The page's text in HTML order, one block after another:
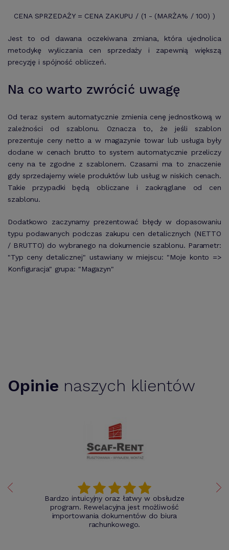
CENA SPRZEDAŻY = CENA ZAKUPU / (1 - (MARŻA% / 100) )
Jest to od dawana oczekiwana zmiana, która ujednolica
metodykę wyliczania cen sprzedaży i zapewnią większą
precyzję i spójność obliczeń.
Na co warto zwrócić uwagę
Od teraz system automatycznie zmienia cenę jednostkową w
zależności od szablonu. Oznacza to, że jeśli szablon
prezentuje ceny netto a w magazynie towar lub usługa były
dodane w cenach brutto to system automatycznie przeliczy
ceny na te zgodne z szablonem. Czasami ma to znaczenie
gdy sprzedajemy wiele produktów lub usług w niskich cenach.
Takie przypadki będą obliczane i zaokrąglane od cen
szablonu.
Dodatkowo zaczynamy prezentować błędy w dopasowaniu
typu podawanych podczas zakupu cen detalicznych (NETTO
/ BRUTTO) do wybranego na dokumencie szablonu. Parametr:
"Typ ceny detalicznej" ustawiany w miejscu: "Moje konto =>
Konfiguracja" grupa: "Magazyn"
Opinie naszych klientów
Bardzo intuicyjny oraz łatwy w obsłudze
program. Rewelacyjna jest możliwość
importowania dokumentów do biura
rachunkowego.